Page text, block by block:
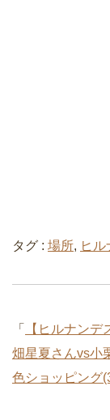
タグ : 場所, ヒル
「
【ヒルナン
畑星夏さんvs小
色ショッピング